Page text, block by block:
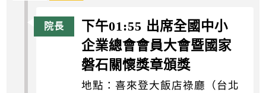
下午01:55 出席全國中小
企業總會會員大會暨國家
磐石關懷獎章頒獎
地點：喜來登大飯店祿廳（台北